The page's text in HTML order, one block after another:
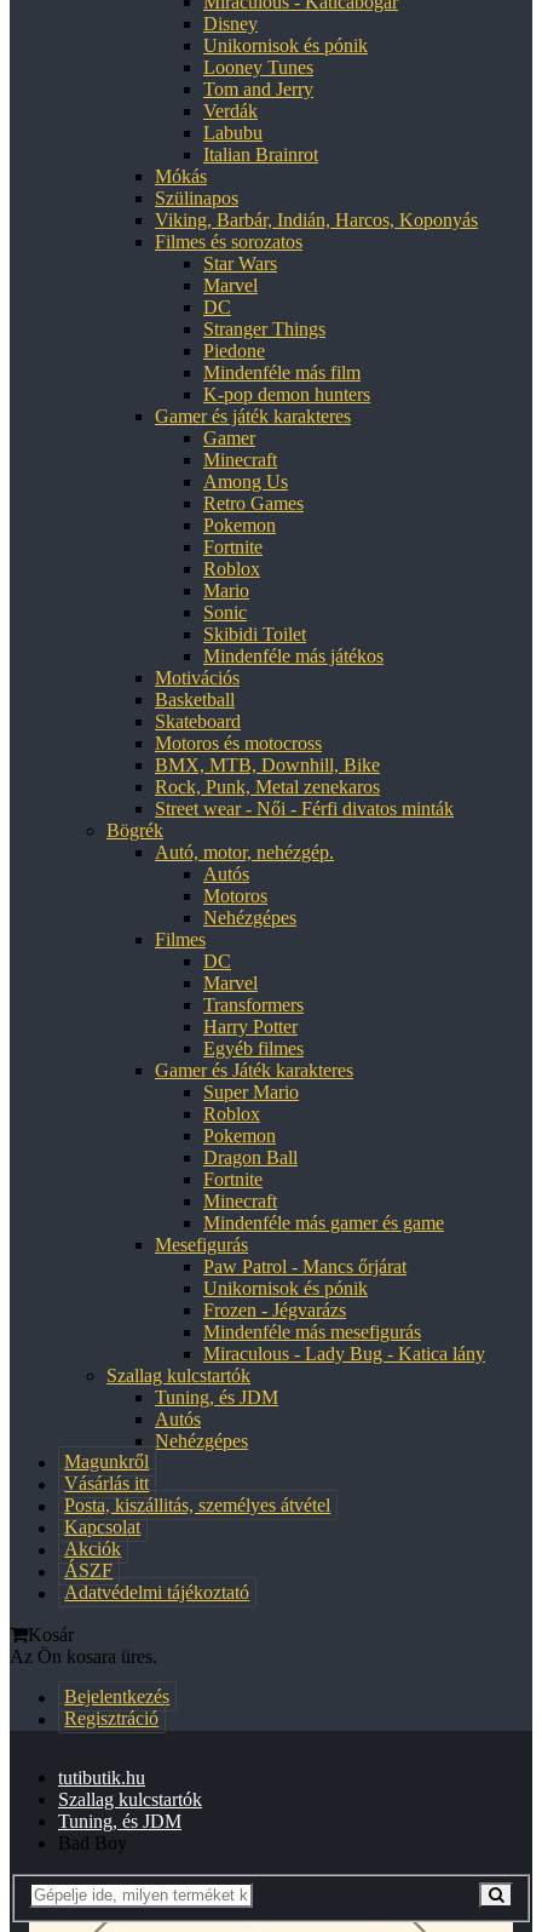
Disney
Unikornisok és pónik
Looney Tunes
Tom and Jerry
Verdák
Labubu
Italian Brainrot
Mókás
Szülinapos
Viking, Barbár, Indián, Harcos, Koponyás
Filmes és sorozatos
Star Wars
Marvel
DC
Stranger Things
Piedone
Mindenféle más film
K-pop demon hunters
Gamer és játék karakteres
Gamer
Minecraft
Among Us
Retro Games
Pokemon
Fortnite
Roblox
Mario
Sonic
Skibidi Toilet
Mindenféle más játékos
Motivációs
Basketball
Skateboard
Motoros és motocross
BMX, MTB, Downhill, Bike
Rock, Punk, Metal zenekaros
Street wear - Női - Férfi divatos minták
Bögrék
Autó, motor, nehézgép.
Autós
Motoros
Nehézgépes
Filmes
DC
Marvel
Transformers
Harry Potter
Egyéb filmes
Gamer és Játék karakteres
Super Mario
Roblox
Pokemon
Dragon Ball
Fortnite
Minecraft
Mindenféle más gamer és game
Mesefigurás
Paw Patrol - Mancs őrjárat
Unikornisok és pónik
Frozen - Jégvarázs
Mindenféle más mesefigurás
Miraculous - Lady Bug - Katica lány
Szallag kulcstartók
Tuning, és JDM
Autós
Nehézgépes
Magunkről
Vásárlás itt
Posta, kiszállitás, személyes átvétel
Kapcsolat
Akciók
ÁSZF
Adatvédelmi tájékoztató
Kosár
Az Ön kosara üres.
Bejelentkezés
Regisztráció
tutibutik.hu
Szallag kulcstartók
Tuning, és JDM
Bad Boy